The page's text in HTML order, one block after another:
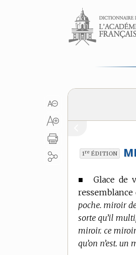
Aller au contenu
1re ÉDITION
■Glace de
ressemblance
poche. miroir
sorte qu’il
miroir. ce
qu’on n’est.